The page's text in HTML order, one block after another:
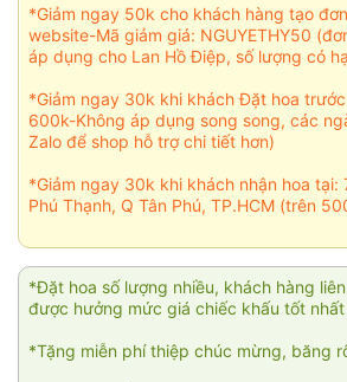
*Giảm ngay 50k cho khách hàng tạo
website-Mã giảm giá: NGUYETHY50
áp dụng cho Lan Hồ Điệp, số lượng có
*Giảm ngay 30k khi khách Đặt hoa
600k-Không áp dụng song song, các
Zalo để shop hỗ trợ chi tiết hơn)
*Giảm ngay 30k khi khách nhận hoa tại:
Phú Thạnh, Q Tân Phú, TP.HCM (trên
*Đặt hoa số lượng nhiều, khách hàng
được hưởng mức giá chiếc khấu tốt nhất
*Tặng miễn phí thiệp chúc mừng, băng